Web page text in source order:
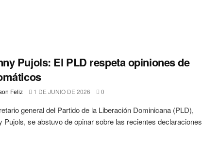
Pujols: El PLD respeta opiniones de
Feliz 1 DE JUNIO DE 2026 0
general del Partido de la Liberación Dominicana (PLD),
Pujols, se abstuvo de opinar sobre las recientes declaraciones